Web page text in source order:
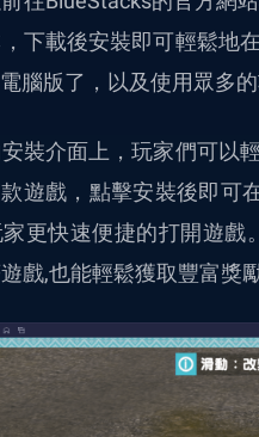
下載後安裝即可輕鬆地
腦版了 ，以及使用眾多
裝介面上，玩家們可以
遊戲，點擊安裝後即可
更快速便捷的打開遊戲
戲,也能輕鬆獲取豐富獎